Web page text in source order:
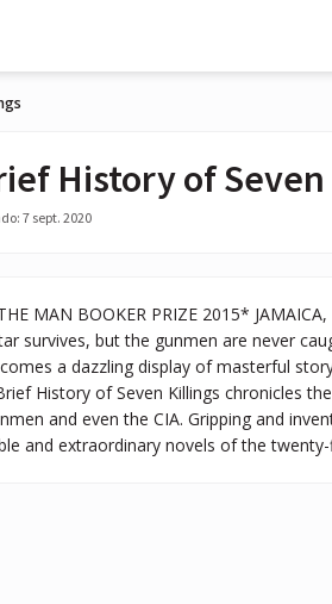
History of
7 sept. 2020
MAN BOOKER PRIZE 2015*
survives, but the gunmen are never
a dazzling display of masterful
History of Seven Killings chronicles
and even the CIA. Gripping and
and extraordinary novels of the